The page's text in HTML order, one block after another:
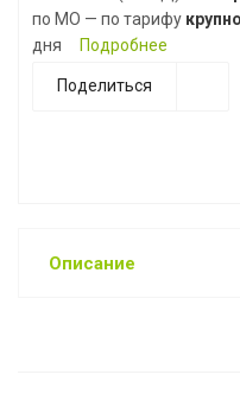
по МО — по тарифу
дня
Подробнее
Поделиться
Описание